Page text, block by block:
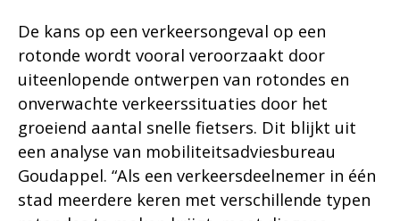
De kans op een verkeersongeval op een
rotonde wordt vooral veroorzaakt door
uiteenlopende ontwerpen van rotondes en
onverwachte verkeerssituaties door het
groeiend aantal snelle fietsers. Dit blijkt uit
een analyse van mobiliteitsadviesbureau
Goudappel. “Als een verkeersdeelnemer in één
stad meerdere keren met verschillende typen